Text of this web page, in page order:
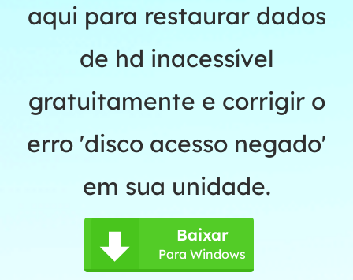
aqui para restaurar dados
de hd inacessível
gratuitamente e corrigir o
erro 'disco acesso negado'
em sua unidade.
 Baixar
Para Windows